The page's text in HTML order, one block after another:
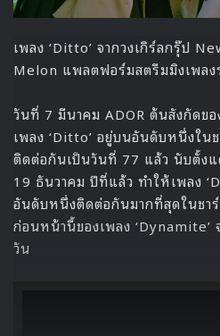
เพลง ‘Ditto’ จากวงเกิร์ลกรุ๊ป
Melon แพลตฟอร์มสตรีมมิงเพลง
วันที่ 7 มีนาคม ADOR ต้นสังกัดขอ
เพลง ‘Ditto’ อยู่บนอันดับหนึ่งใน
ติดต่อกันเป็นวันที่ 77 แล้ว นับตั้งแ
19 ธันวาคม ปีที่แล้ว ทำให้เพลง
อันดับหนึ่งติดต่อกันมากที่สุดในชา
ก่อนหน้านี้ของเพลง ‘Dynamite’
วัน